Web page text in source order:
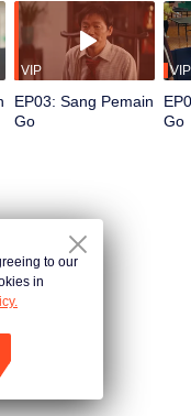
VIP
EP03: Sang Pemain
Go
VIP
Go
to our
in